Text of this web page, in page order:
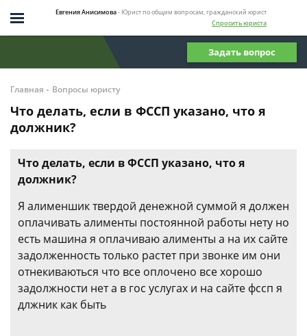
Евгения Анисимова- Юрист по общим вопросам, гражданский юрист
Спросить юриста
Задать вопрос
Главная - Вопросы юристу
Что делать, если в ФССП указано, что я
должник?
Что делать, если в ФССП указано, что я
должник?
Я алименшик твердой денежной суммой я должен
оплачивать алименты постоянной работы нету но
есть машина я оплачиваю алименты а на их сайте
задолженность только растет при звонке им они
отнекиваються что все оплочено все хорошо
задолжности нет а в гос услугах и на сайте фссп я
длжник как быть